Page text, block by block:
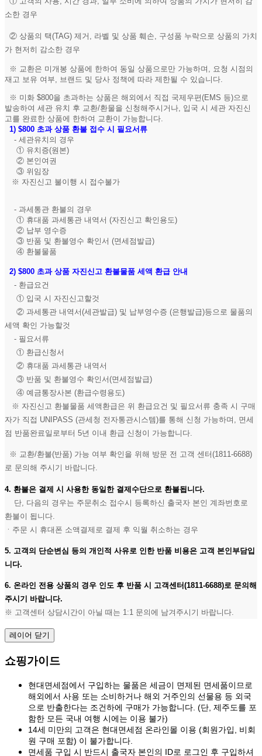
소한 경우
② 상품의 택(TAG) 제거, 라벨 및 상품 훼손, 구성품 누락으로 상품의 가치
가 현저히 감소한 경우
※ 교환은 미개봉 상품에 한하여 동일 상품으로만 가능하며, 요청 시점의
재고 보유 여부, 브랜드 및 당사 정책에 따라 제한될 수 있습니다.
※ 미화 $800을 초과하는 상품은 해외에서 직접 국제우편(EMS 등)으로
발송하여 세관 유치 후 교환/환물을 신청해주시거나, 입국 시 세관 자진신
고를 완료한 상품에 한하여 교환이 가능합니다.
1) $800 초과 상품 환불 접수 시 필요서류
- 세관유치의 경우
① 유치증(원본)
② 본인여권
③ 위임장
※ 자진신고 불이행 시 접수불가
- 과세통관 환불의 경우
① 휴대품 과세통관 내역서 (자진신고 확인용도)
② 납부 영수증
③ 반품 및 환불영수 확인서 (면세점발급)
④ 환불물품
2) $800 초과 상품 자진신고 환불물품 세액 환급 안내
- 환급요건
① 입국 시 자진신고할것
② 과세통관 내역서(세관발급) 및 납부영수증 (은행발급)등으로 물품의
세액 확인 가능할것
- 필요서류
① 환급신청서
② 휴대품 과세통관 내역서
③ 반품 및 환불영수 확인서(면세점발급)
④ 예금통장사본 (환급수령용도)
※ 자진신고 환불물품 세액환급은 위 환급요건 및 필요서류 충족 시 구매
자가 직접 UNIPASS (관세청 전자통관시스템)를 통해 신청 가능하며, 면세
점 반품완료일로부터 5년 이내 환급 신청이 가능합니다.
※ 교환/환불(반품) 가능 여부 확인을 위해 방문 전 고객 센터(1811-6688)
로 문의해 주시기 바랍니다.
4. 환불은 결제 시 사용한 동일한 결제수단으로 환불됩니다.
단, 다음의 경우는 주문취소 접수시 등록하신 출국자 본인 계좌번호로
환불이 됩니다.
ㆍ주문 시 휴대폰 소액결제로 결제 후 익월 취소하는 경우
5. 고객의 단순변심 등의 개인적 사유로 인한 반품 비용은 고객 본인부담입
니다.
6. 온라인 전용 상품의 경우 인도 후 반품 시 고객센터(1811-6688)로 문의해
주시기 바랍니다.
※ 고객센터 상담시간이 아닐 때는 1:1 문의에 남겨주시기 바랍니다.
레이어 닫기
쇼핑가이드
현대면세점에서 구입하는 물품은 세금이 면제된 면세품이므로
해외에서 사용 또는 소비하거나 해외 거주인의 선물용 등 외국
으로 반출한다는 조건하에 구매가 가능합니다. (단, 제주도를 포
함한 모든 국내 여행 시에는 이용 불가)
14세 미만의 고객은 현대면세점 온라인몰 이용 (회원가입, 비회
원 구매 포함) 이 불가합니다.
면세품 구입 시 반드시 출국자 본인의 ID로 로그인 후 구입하셔